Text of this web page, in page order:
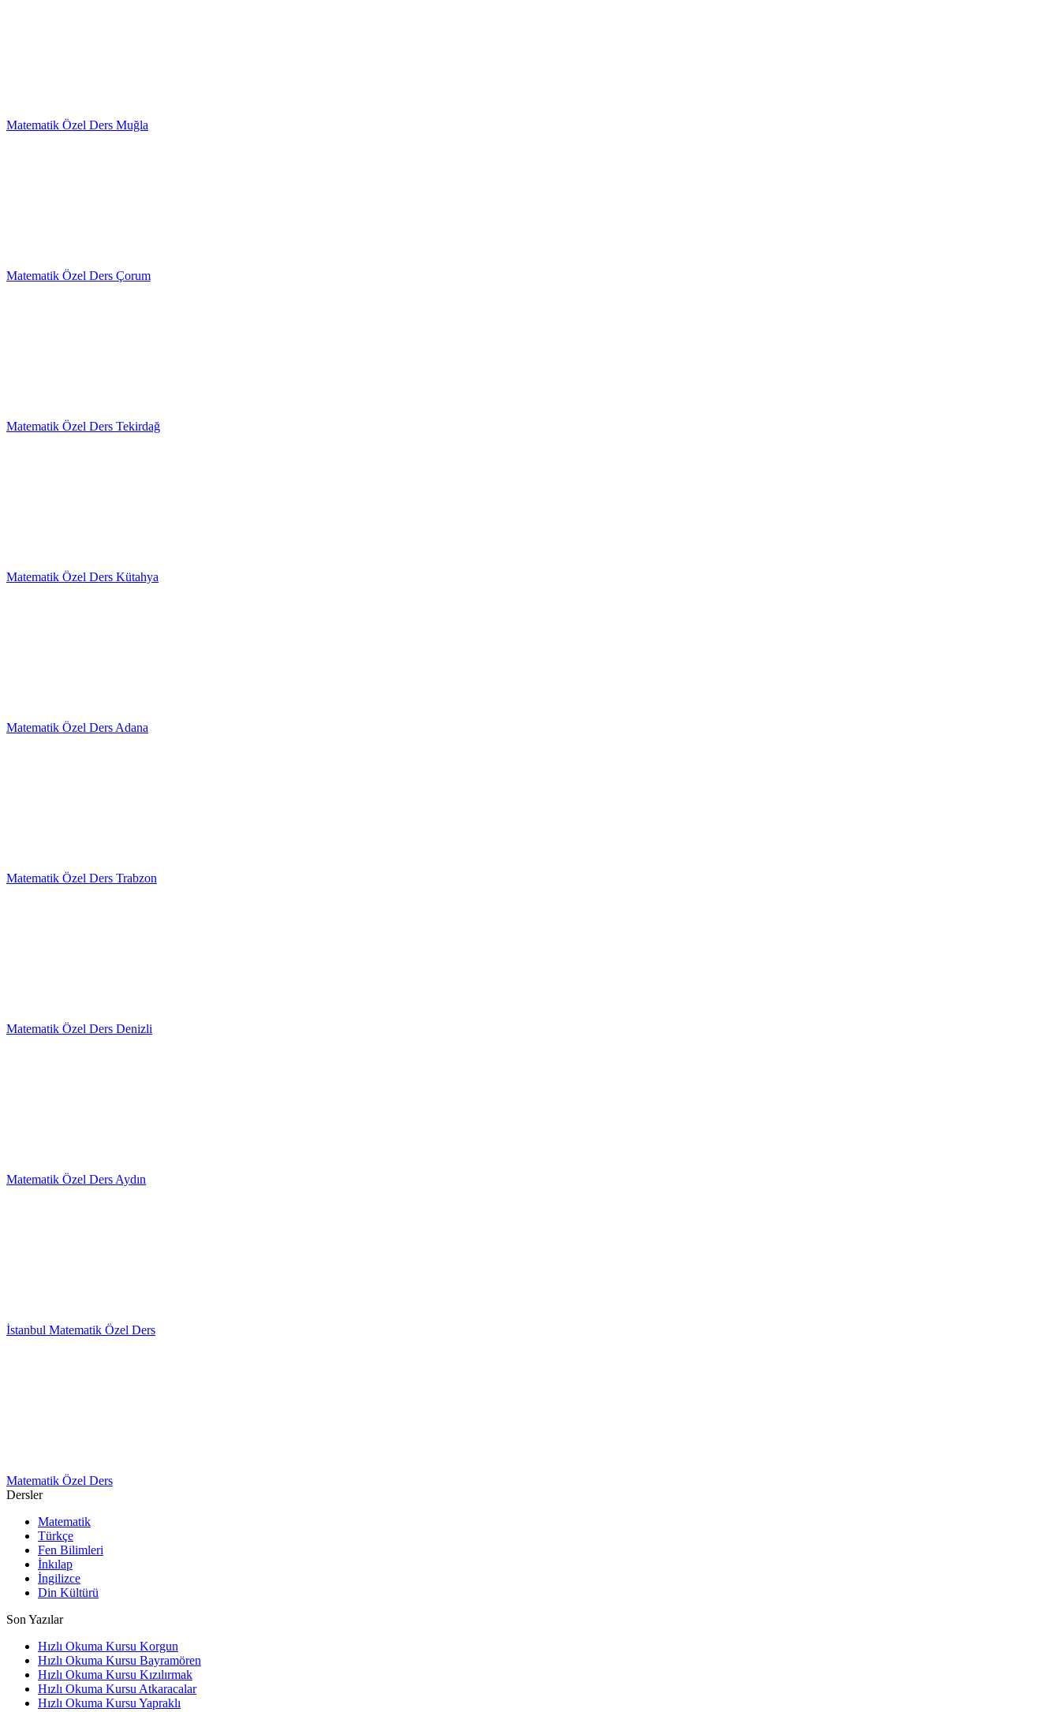
Matematik Özel Ders Muğla
Matematik Özel Ders Çorum
Matematik Özel Ders Tekirdağ
Matematik Özel Ders Kütahya
Matematik Özel Ders Adana
Matematik Özel Ders Trabzon
Matematik Özel Ders Denizli
Matematik Özel Ders Aydın
İstanbul Matematik Özel Ders
Matematik Özel Ders
Dersler
Matematik
Türkçe
Fen Bilimleri
İnkılap
İngilizce
Din Kültürü
Son Yazılar
Hızlı Okuma Kursu Korgun
Hızlı Okuma Kursu Bayramören
Hızlı Okuma Kursu Kızılırmak
Hızlı Okuma Kursu Atkaracalar
Hızlı Okuma Kursu Yapraklı